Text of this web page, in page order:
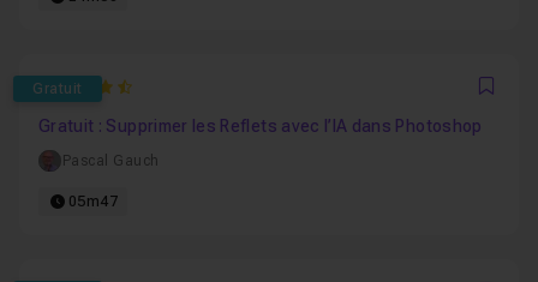
Gratuit
4.8947368421053
Gratuit : Supprimer les Reflets avec l’IA dans Photoshop
Pascal Gauch
05m47